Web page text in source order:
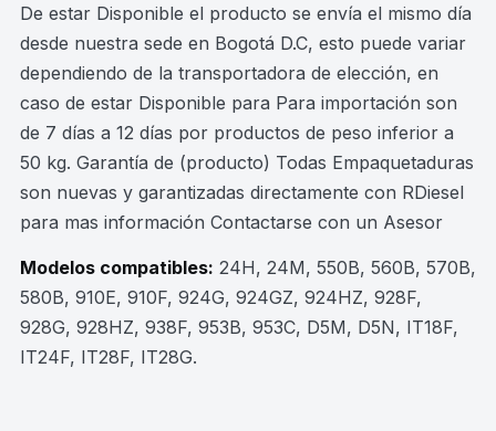
De estar Disponible el producto se envía el mismo día
desde nuestra sede en Bogotá D.C, esto puede variar
dependiendo de la transportadora de elección, en
caso de estar Disponible para Para importación son
de 7 días a 12 días por productos de peso inferior a
50 kg. Garantía de (producto) Todas Empaquetaduras
son nuevas y garantizadas directamente con RDiesel
para mas información Contactarse con un Asesor
Modelos compatibles: 24H, 24M, 550B, 560B, 570B,
580B, 910E, 910F, 924G, 924GZ, 924HZ, 928F,
928G, 928HZ, 938F, 953B, 953C, D5M, D5N, IT18F,
IT24F, IT28F, IT28G.